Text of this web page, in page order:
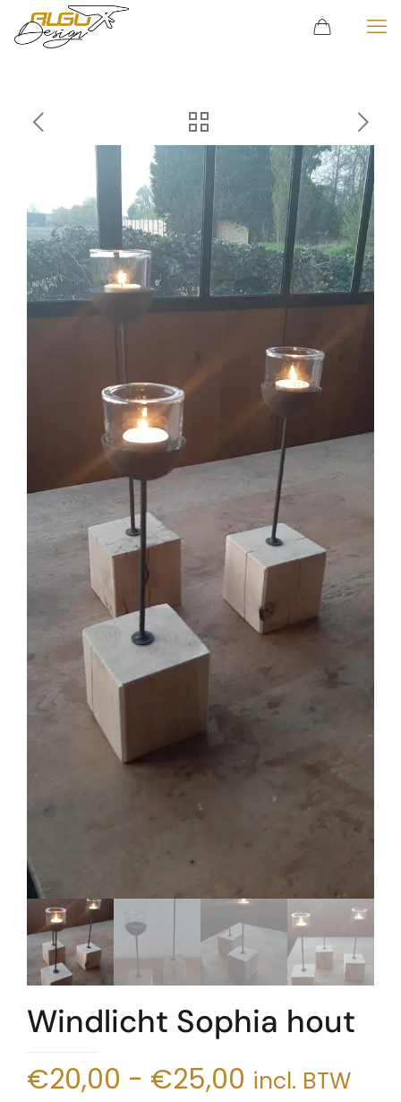
Windlicht Sophia hout
€20,00 - €25,00 Prijsklasse:
incl. BTW